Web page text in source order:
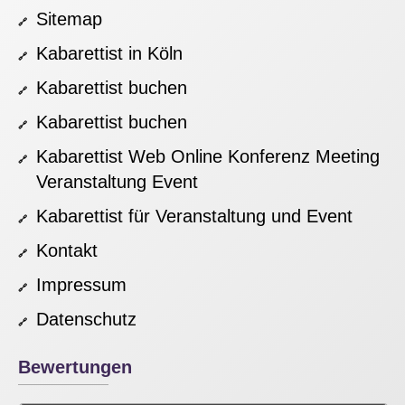
Gesprächsthemen von Kunden und
Mitarbeitern gehören. Überzeugen Sie sich
eindrucksvollen Wirkung des Kabarettisten
auf Tagungen von Stuttgarter Unternehmen.
Sitemap
Kabarettist in Köln
Kabarettist buchen
Kabarettist buchen
Kabarettist Web Online Konferenz Meeting
Veranstaltung Event
Kabarettist für Veranstaltung und Event
Kontakt
Impressum
Datenschutz
Bewertungen